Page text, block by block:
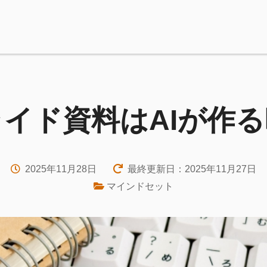
ド資料はAIが作
2025年11月28日
最終更新日：2025年11月27日
マインドセット